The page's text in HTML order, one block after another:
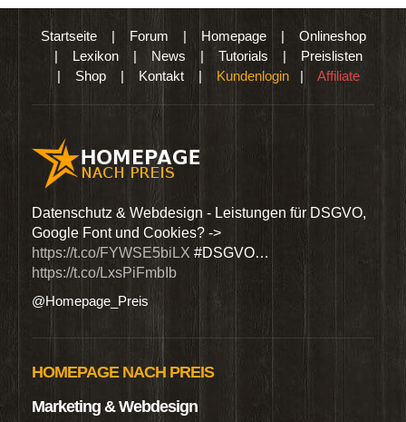
Startseite| Forum | Homepage| Onlineshop
| Lexikon | News | Tutorials | Preislisten
| Shop | Kontakt | Kundenlogin | Affiliate
Datenschutz & Webdesign - Leistungen für DSGVO,
Google Font und Cookies? ->
https://t.co/FYWSE5biLX #DSGVO…
https://t.co/LxsPiFmbIb
@Homepage_Preis
HOMEPAGE NACH PREIS
Marketing & Webdesign